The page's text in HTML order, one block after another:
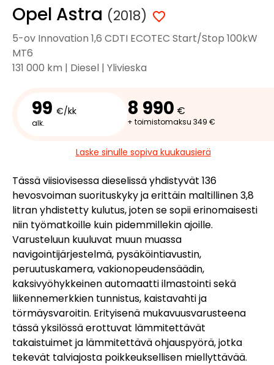
Opel Astra (2018)
5-ov Innovation 1,6 CDTI ECOTEC Start/Stop 100kW
MT6
131 000 km | Diesel | Ylivieska
99 €/kk
alk.
8 990 €
+ toimistomaksu 349 €
Laske sinulle sopiva kuukausierä
Tässä viisiovisessa dieselissä yhdistyvät 136
hevosvoiman suorituskyky ja erittäin maltillinen 3,8
litran yhdistetty kulutus, joten se sopii erinomaisesti
niin työmatkoille kuin pidemmillekin ajoille.
Varusteluun kuuluvat muun muassa
navigointijärjestelmä, pysäköintiavustin,
peruutuskamera, vakionopeudensäädin,
kaksivyöhykkeinen automaatti ilmastointi sekä
liikennemerkkien tunnistus, kaistavahti ja
törmäysvaroitin. Erityisenä mukavuusvarusteena
tässä yksilössä erottuvat lämmitettävät
takaistuimet ja lämmitettävä ohjauspyörä, jotka
tekevät talviajosta poikkeuksellisen miellyttävää.